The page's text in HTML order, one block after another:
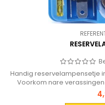
Handig reservelampensetje
Voorkom nare
noodgedwongen halen